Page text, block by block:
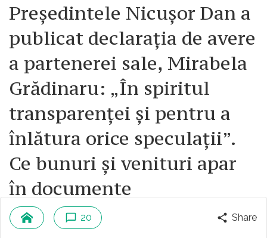
Președintele Nicușor Dan a
publicat declarația de avere
a partenerei sale, Mirabela
Grădinaru: „În spiritul
transparenței și pentru a
înlătura orice speculații”.
Ce bunuri și venituri apar
în documente
ieri la ora 13
20
Share